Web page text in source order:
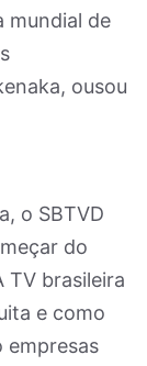
mundial de
ousou
o SBTVD
do
TV brasileira
e como
empresas